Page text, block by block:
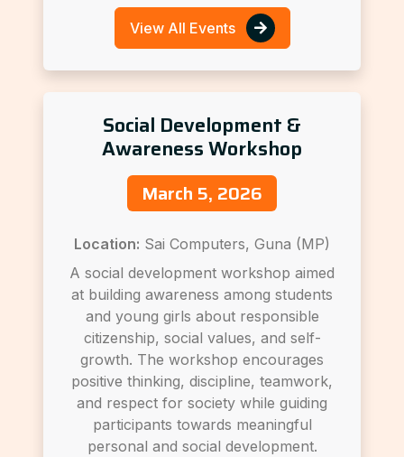
View All Events
Social Development &
Awareness Workshop
March 5, 2026
Location: Sai Computers, Guna (MP)
A social development workshop aimed
at building awareness among students
and young girls about responsible
citizenship, social values, and self-
growth. The workshop encourages
positive thinking, discipline, teamwork,
and respect for society while guiding
participants towards meaningful
personal and social development.